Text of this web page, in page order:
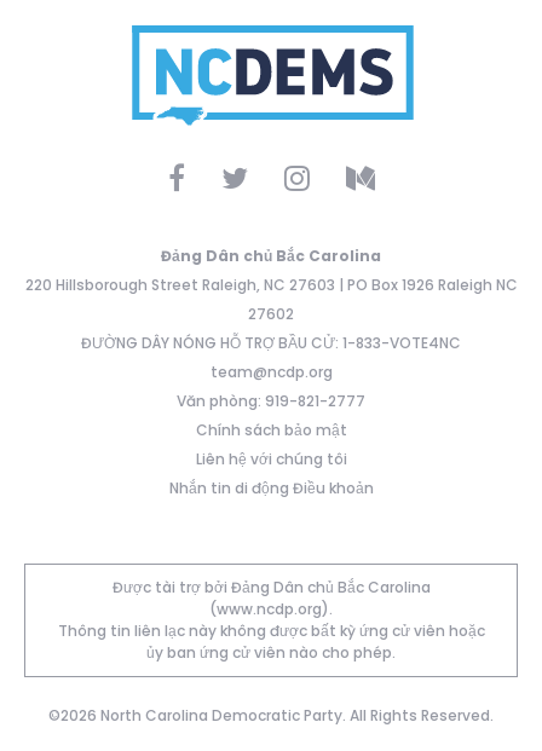
Đảng Dân chủ Bắc Carolina
220 Hillsborough Street Raleigh, NC 27603 | PO Box 1926 Raleigh NC
27602
ĐƯỜNG DÂY NÓNG HỖ TRỢ BẦU CỬ: 1-833-VOTE4NC
team@ncdp.org
Văn phòng: 919-821-2777
Chính sách bảo mật
Liên hệ với chúng tôi
Nhắn tin di động Điều khoản
Được tài trợ bởi Đảng Dân chủ Bắc Carolina
(www.ncdp.org).
Thông tin liên lạc này không được bất kỳ ứng cử viên hoặc
ủy ban ứng cử viên nào cho phép.
©2026 North Carolina Democratic Party. All Rights Reserved.